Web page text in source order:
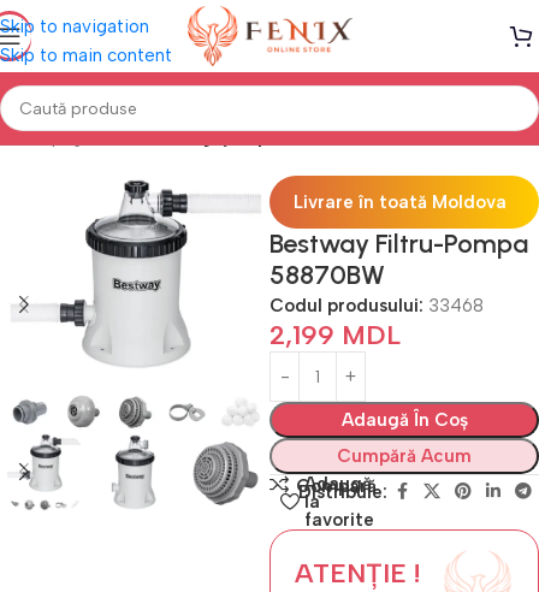
Skip to navigation
Skip to main content
Prima pagină PISCINE Îngrijire piscine
Livrare în toată Moldova
Bestway Filtru-Pompa
58870BW
Codul produsului: 33468
2,199 MDL
Adaugă În Coș
Cumpără Acum
Compară
Adaugă
la
favorite
Distribuie:
ATENȚIE !